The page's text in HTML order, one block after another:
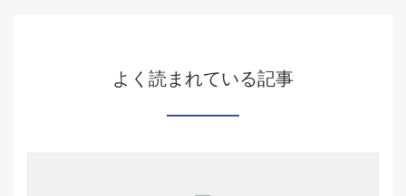
よく読まれている記事